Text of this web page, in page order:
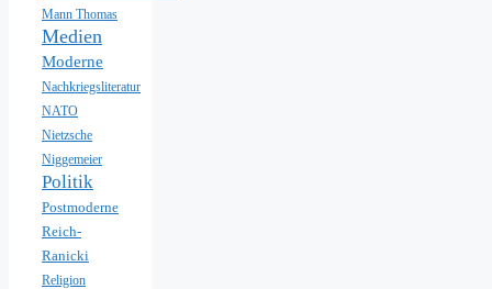
Mann Thomas
Medien
Moderne
Nachkriegsliteratur
NATO
Nietzsche
Niggemeier
Politik
Postmoderne
Reich-
Ranicki
Religion